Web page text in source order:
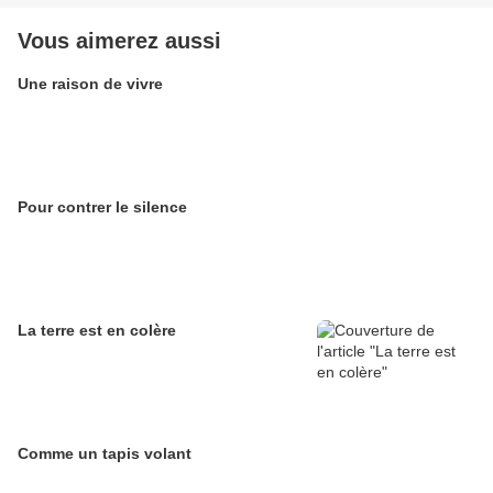
Vous aimerez aussi
Une raison de vivre
Pour contrer le silence
La terre est en colère
Comme un tapis volant